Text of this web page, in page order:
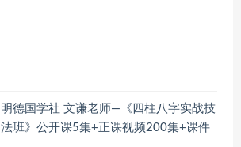
明德国学社 文谦老师—《四柱八字实战技
法班》公开课5集+正课视频200集+课件